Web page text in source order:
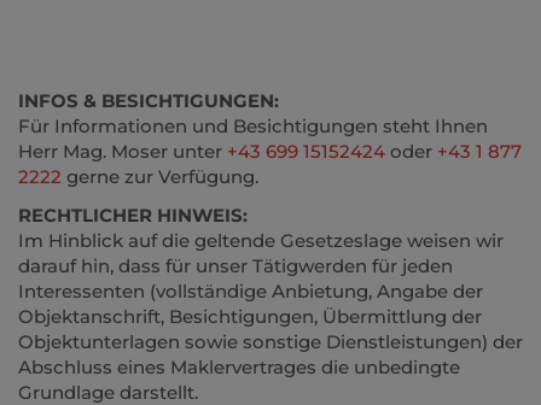
INFOS & BESICHTIGUNGEN:
Für Informationen und Besichtigungen steht Ihnen
Herr Mag. Moser unter +43 699 15152424 oder +43 1 877
2222 gerne zur Verfügung.
RECHTLICHER HINWEIS:
Im Hinblick auf die geltende Gesetzeslage weisen wir
darauf hin, dass für unser Tätigwerden für jeden
Interessenten (vollständige Anbietung, Angabe der
Objektanschrift, Besichtigungen, Übermittlung der
Objektunterlagen sowie sonstige Dienstleistungen) der
Abschluss eines Maklervertrages die unbedingte
Grundlage darstellt.